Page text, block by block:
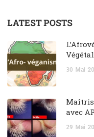
LATEST POSTS
30 Mai
avec
29 Mai